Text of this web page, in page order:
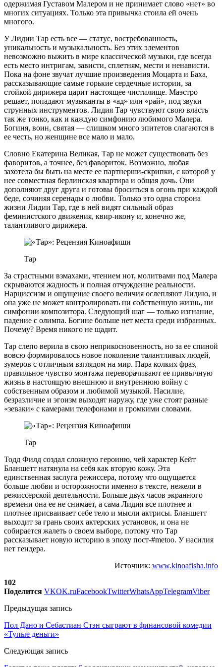
одержимая Густавом Малером и не принимает слово «нет» во
многих ситуациях. Только эта привычка стоила ей очень
многого.
У Лидии Тар есть все — статус, востребованность,
уникальность и музыкальность. Без этих элементов
невозможно выжить в мире классической музыки, где всегда
есть место интригам, зависти, сплетням, мести и ненависти.
Пока на фоне звучат лучшие произведения Моцарта и Баха,
рассказывающие самые горькие сердечные истории, за
стойкой дирижера царит настоящее чистилище. Маэстро
решает, попадают музыканты в «ад» или «рай», под звуки
струнных инструментов. Лидия Тар чувствуют свою власть
так же тонко, как и каждую симфонию любимого Малера.
Богиня, воин, святая — слишком много эпитетов слагаются в
ее честь, но женщине все мало и мало.
Словно Екатерина Великая, Тар не может существовать без
фаворитов, а точнее, без фавориток. Возможно, любая
захотела бы быть на месте ее партнерши-скрипки, с которой у
нее совместная берлинская квартира и общая дочь. Они
дополняют друг друга и готовы броситься в огонь при каждой
беде, сочиняя серенады о любви. Только это одна сторона
жизни Лидии Тар, где в ней видят сильный образ
феминистского движения, квир-икону и, конечно же,
талантливого дирижера.
Тар
За страстными взмахами, чтением нот, молитвами под Малера
скрываются жадность и полная отчуждение реальности.
Нарциссизм и ощущение своего величия ослепляют Лидию, и
она уже не может контролировать ни собственную жизнь, ни
симфонии композитора. Следующий шаг — только изгнание,
падение с олимпа. Богине больше нет места среди избранных.
Почему? Время никого не щадит.
Тар слепо верила в свою неприкосновенность, но за ее спиной
вовсю формировалось новое поколение талантливых людей,
зумеров с отличным взглядом на мир. Пара колких фраз,
правильное чувство монтажа переворачивают ее привычную
жизнь в настоящую внешнюю и внутреннюю войну с
собственным образом и любимой музыкой. Насилие,
безразличие и эгоизм выходят наружу, где уже стоят разные
«зеваки» с камерами телефонами и громкими словами.
Тар
Тодд Филд создал сложную героиню, чей характер Кейт
Бланшетт натянула на себя как вторую кожу. Эта
единственная заслуга режиссера, потому что ощущается
больше любви и осторожности именно в тексте, нежели в
режиссерской деятельности. Больше двух часов экранного
времени она ее не снимает, а сама Лидия все плотнее и
плотнее присваивает себе тело и мысли актрисы. Бланшетт
выходит за грань своих актерских установок, и она не
собирается жалеть о своем выборе, потому что Тар
рассказывает новую историю в эпоху пост-#metoo. У насилия
нет гендера.
Источник: www.kinoafisha.info
102
Поделится VKOK.ruFacebookTwitterWhatsAppTelegramViber
Предыдущая запись
Пол Дано и Себастиан Стэн сыграют в финансовой комедии
«Тупые деньги»
Следующая запись